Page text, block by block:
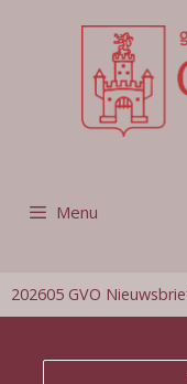
Menu
202605 GVO